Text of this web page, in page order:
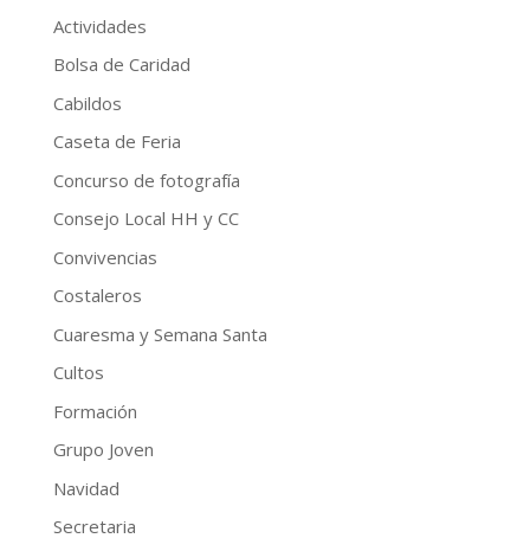
Actividades
Bolsa de Caridad
Cabildos
Caseta de Feria
Concurso de fotografía
Consejo Local HH y CC
Convivencias
Costaleros
Cuaresma y Semana Santa
Cultos
Formación
Grupo Joven
Navidad
Secretaria